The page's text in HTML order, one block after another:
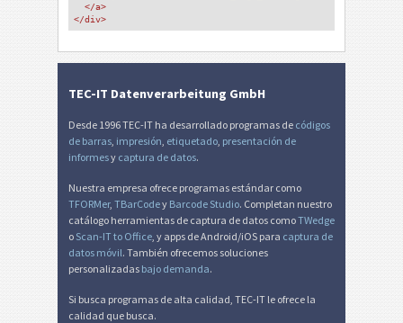
</a>
</div>
TEC-IT Datenverarbeitung GmbH
Desde 1996 TEC-IT ha desarrollado programas de códigos
de barras impresión etiquetado presentación de
informesy captura de datos.
Nuestra empresa ofrece programas estándar como
TFORMer, TBarCodey Barcode Studio. Completan nuestro
catálogo herramientas de captura de datos comoTWedge
o Scan-IT to Office , y apps de Android/iOS para captura de
datos móvil. También ofrecemos soluciones
personalizadas bajo demanda.
Si busca programas de alta calidad, TEC-IT le ofrece la
calidad que busca.